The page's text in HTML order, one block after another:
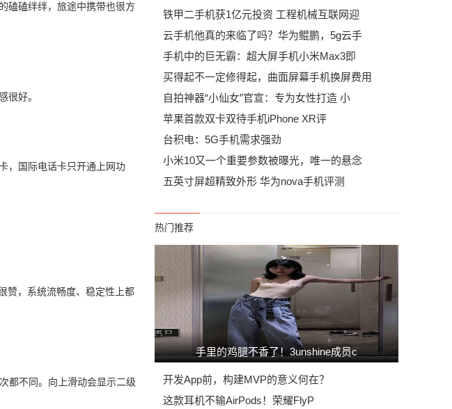
磕磕绊绊，旅途中携带也很方
很好。
，国际电话卡只开通上网功
赞，系统流畅度、稳定性上都
都不同。向上滑动会显示二级
铁甲二手机获1亿元投资 工程机械互联网迎
云手机他真的来临了吗？华为鲲鹏，5g云手
手机中的巨无霸：超大屏手机小米Max3即
买得起不一定修得起，曲面屏幕手机换屏费用
自拍神器“小仙女”官宣：专为女性打造 小
苹果首款双卡双待手机iPhone XR评
台积电：5G手机需求强劲
小米10又一个重要参数被曝光，唯一的悬念
五英寸屏超精致外形 华为nova手机评测
热门推荐
手里的鸡腿不香了！3unshine成员c
开发App前，构建MVP的意义何在？
这款耳机不输AirPods！荣耀FlyP